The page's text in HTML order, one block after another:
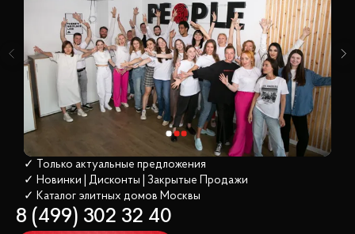
✓ Только актуальные предложения
✓ Новинки | Дисконты | Закрытые Продажи
✓ Каталог элитных домов Москвы
8 (499) 302 32 40